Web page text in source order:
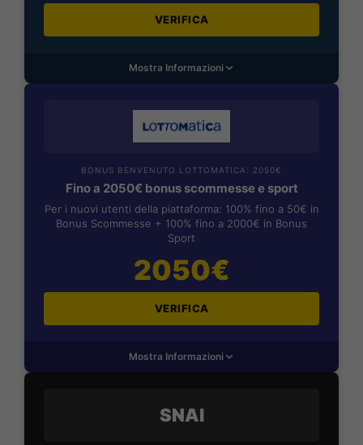
VERIFICA
Mostra Informazioni
BONUS BENVENUTO LOTTOMATICA: 2050€
Fino a 2050€ bonus scommesse e sport
Per i nuovi utenti della piattaforma: 100% fino a 50€ in
Bonus Scommesse + 100% fino a 2000€ in Bonus
Sport
2050€
VERIFICA
Mostra Informazioni
SNAI